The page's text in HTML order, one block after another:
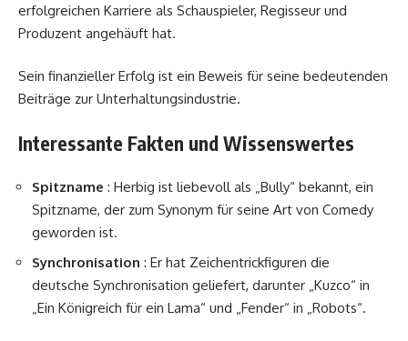
erfolgreichen Karriere als Schauspieler, Regisseur und
Produzent angehäuft hat.
Sein finanzieller Erfolg ist ein Beweis für seine bedeutenden
Beiträge zur Unterhaltungsindustrie.
Interessante Fakten und Wissenswertes
Spitzname : Herbig ist liebevoll als „Bully“ bekannt, ein
Spitzname, der zum Synonym für seine Art von Comedy
geworden ist.
Synchronisation : Er hat Zeichentrickfiguren die
deutsche Synchronisation geliefert, darunter „Kuzco“ in
„Ein Königreich für ein Lama“ und „Fender“ in „Robots“.